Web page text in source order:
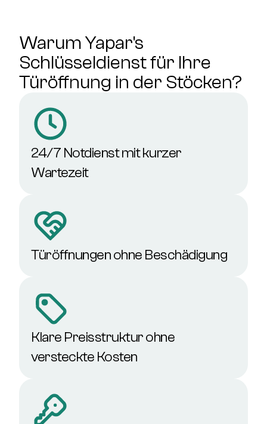
Warum Yapar's
Schlüsseldienst für Ihre
Türöffnung in der Stöcken?
24/7 Notdienst mit kurzer
Wartezeit
Türöffnungen ohne Beschädigung
Klare Preisstruktur ohne
versteckte Kosten